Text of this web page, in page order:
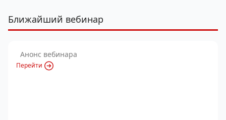
Ближайший вебинар
Анонс вебинара
Перейти